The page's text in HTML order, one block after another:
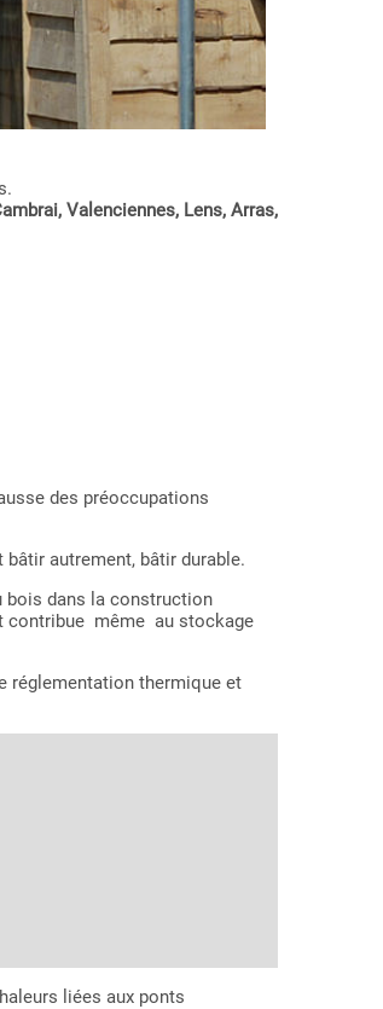
Valenciennes, Lens, Arras,
des préoccupations
autrement, bâtir durable.
dans la construction
même au stockage
réglementation thermique et
liées aux ponts